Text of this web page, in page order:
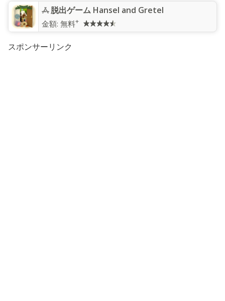
脱出ゲーム Hansel and Gretel
金額: 無料+
スポンサーリンク